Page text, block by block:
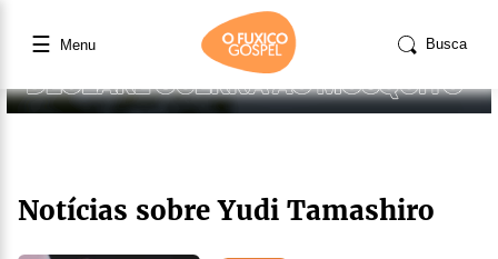
☰ Menu Busca
Notícias sobre Yudi Tamashiro